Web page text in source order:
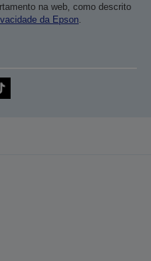
na web, como descrito
da Epson